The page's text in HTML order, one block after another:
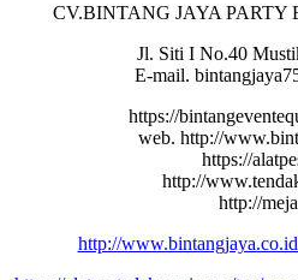
CV.BINTANG JAYA PARTY
Jl. Siti I No.40
E-mail.
https://
web. http://
https://
http://
http://
http://